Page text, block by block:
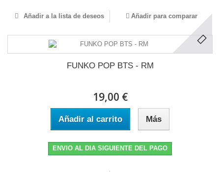
Añadir a la lista de deseos Añadir para comparar
FUNKO POP BTS - RM
19,00 €
Añadir al carrito Más
ENVIO AL DIA SIGUIENTE DEL PAGO